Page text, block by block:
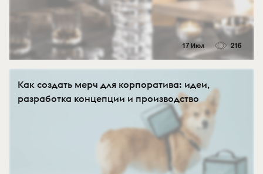
17 Июл 216
Как создать мерч для корпоратива: идеи,
разработка концепции и производство